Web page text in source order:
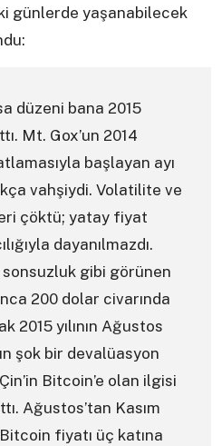
günlerde yaşanabilecek
düzeni bana 2015
Mt. Gox’un 2014
başlayan ayı
vahşiydi. Volatilite ve
çöktü; yatay fiyat
dayanılmazdı.
gibi görünen
200 dolar civarında
2015 yılının Ağustos
şok bir devalüasyon
Bitcoin’e olan ilgisi
Ağustos’tan Kasım
fiyatı üç katına